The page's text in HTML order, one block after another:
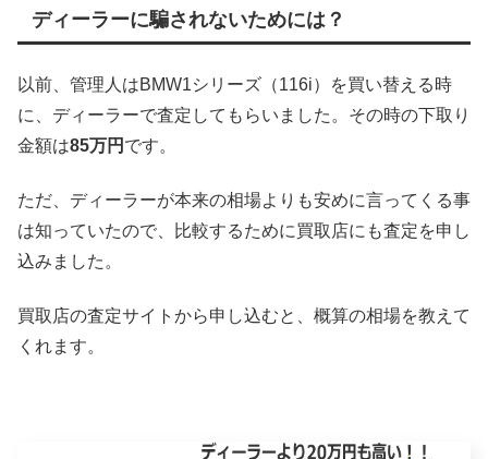
ディーラーに騙されないためには？
以前、管理人はBMW1シリーズ（116i）を買い替える時
に、ディーラーで査定してもらいました。その時の下取り
金額は85万円 です。
ただ、ディーラーが本来の相場よりも安めに言ってくる事
は知っていたので、比較するために買取店にも査定を申し
込みました。
買取店の査定サイトから申し込むと、概算の相場を教えて
くれます。